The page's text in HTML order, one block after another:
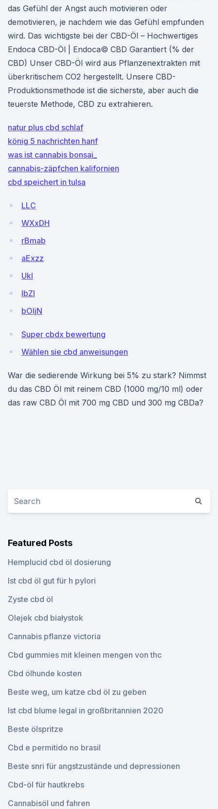
das Gefühl der Angst auch motivieren oder
demotivieren, je nachdem wie das Gefühl empfunden
wird. Das wichtigste bei der CBD-Öl – Hochwertiges
Endoca CBD-Öl | Endoca© CBD Garantiert (% der
CBD) Unser CBD-Öl wird aus Pflanzenextrakten mit
überkritischem CO2 hergestellt. Unsere CBD-
Produktionsmethode ist die sicherste, aber auch die
teuerste Methode, CBD zu extrahieren.
natur plus cbd schlaf
könig 5 nachrichten hanf
was ist cannabis bonsai_
cannabis-zäpfchen kalifornien
cbd speichert in tulsa
LLC
WXxDH
rBmab
aExzz
UkI
IbZl
bOljN
Super cbdx bewertung
Wählen sie cbd anweisungen
War die sedierende Wirkung bei 5% zu stark? Nimmst
du das CBD Öl mit reinem CBD (1000 mg/10 ml) oder
das raw CBD Öl mit 700 mg CBD und 300 mg CBDa?
Featured Posts
Hemplucid cbd öl dosierung
Ist cbd öl gut für h pylori
Zyste cbd öl
Olejek cbd białystok
Cannabis pflanze victoria
Cbd gummies mit kleinen mengen von thc
Cbd ölhunde kosten
Beste weg, um katze cbd öl zu geben
Ist cbd blume legal in großbritannien 2020
Beste ölspritze
Cbd e permitido no brasil
Beste snri für angstzustände und depressionen
Cbd-öl für hautkrebs
Cannabisöl und fahren